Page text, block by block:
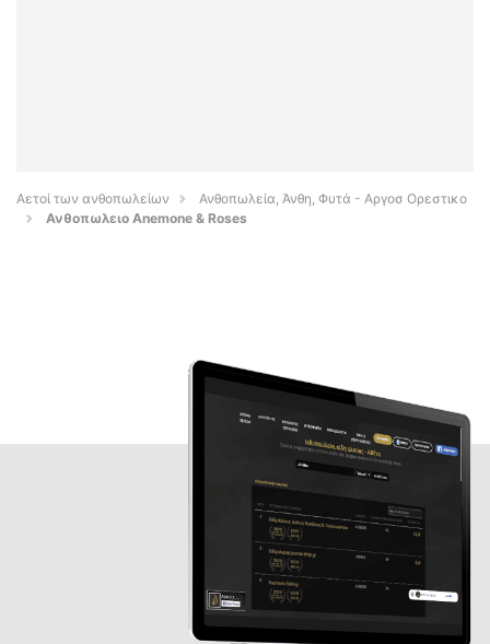
Αετοί των ανθοπωλείων
Ανθοπωλεία, Άνθη, Φυτά - Αργοσ Ορεστικο
Ανθοπωλειο Anemone & Roses